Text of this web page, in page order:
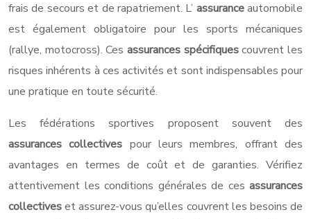
frais de secours et de rapatriement. L’ assuranceautomobile
est également obligatoire pour les sports mécaniques
(rallye, motocross). Ces assurances spécifiquescouvrent les
risques inhérents à ces activités et sont indispensables pour
une pratique en toute sécurité.
Les fédérations sportives proposent souvent des
assurances collectives pour leurs membres, offrant des
avantages en termes de coût et de garanties. Vérifiez
attentivement les conditions générales de ces assurances
collectiveset assurez-vous qu’elles couvrent les besoins de